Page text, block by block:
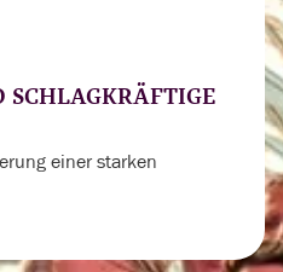
SCHLAGKRÄFTIGE
einer starken